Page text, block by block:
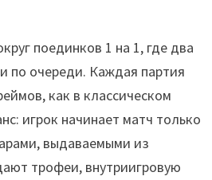
поединков 1 на 1, где два
по очереди. Каждая партия
как в классическом
игрок начинает матч только
выдаваемыми из
трофеи, внутриигровую